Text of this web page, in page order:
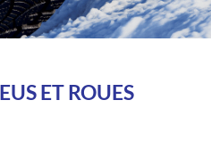
ET ROUES